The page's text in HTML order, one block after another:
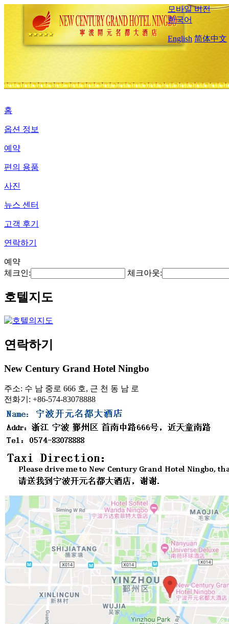
모바일 버전
한국어
English 简体中文
홈
옵션 정보
예약
편의 용품
사진
뉴스 센터
고객 후기
연락하기
예약
체크인:
체크아웃:
호텔지도
연락하기
New Century Grand Hotel Ningbo
주소: 수 남 중로 666 호, 근 천 동 남 로
전화기: +86-574-83078888